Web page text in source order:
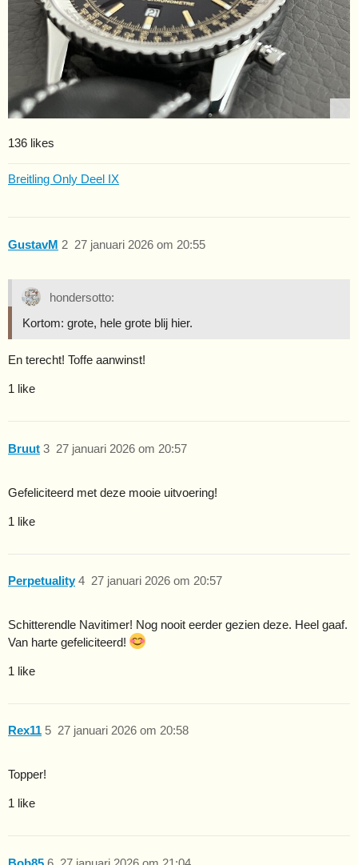
136 likes
Breitling Only Deel IX
GustavM 27 januari 2026 om 20:55
2
hondersotto:
Kortom: grote, hele grote blij hier.
En terecht! Toffe aanwinst!
1 like
Bruut 27 januari 2026 om 20:57
3
Gefeliciteerd met deze mooie uitvoering!
1 like
Perpetuality 27 januari 2026 om 20:57
4
Schitterendle Navitimer! Nog nooit eerder gezien deze. Heel gaaf.
Van harte gefeliciteerd!
1 like
Rex11 27 januari 2026 om 20:58
5
Topper!
1 like